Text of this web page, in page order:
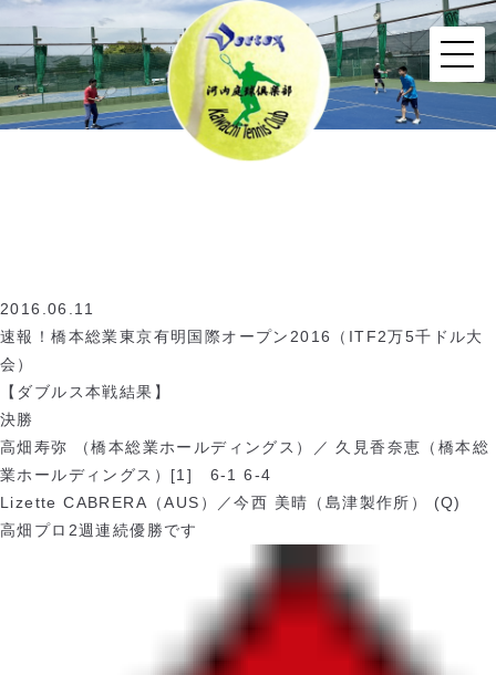
2016.06.11
速報！橋本総業東京有明国際オープン2016（ITF2万5千ドル大
会）
【ダブルス本戦結果】
決勝
高畑寿弥 （橋本総業ホールディングス）／ 久見香奈恵（橋本総
業ホールディングス）[1] 6-1 6-4
Lizette CABRERA（AUS）／今西 美晴（島津製作所） (Q)
高畑プロ2週連続優勝です